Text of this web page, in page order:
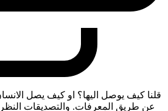
قلنا كيف يوصل اليها؟ او كيف يصل
عن طريق المعرفات. والتصديقات